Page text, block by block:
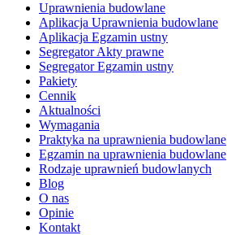
Uprawnienia budowlane
Aplikacja Uprawnienia budowlane
Aplikacja Egzamin ustny
Segregator Akty prawne
Segregator Egzamin ustny
Pakiety
Cennik
Aktualności
Wymagania
Praktyka na uprawnienia budowlane
Egzamin na uprawnienia budowlane
Rodzaje uprawnień budowlanych
Blog
O nas
Opinie
Kontakt